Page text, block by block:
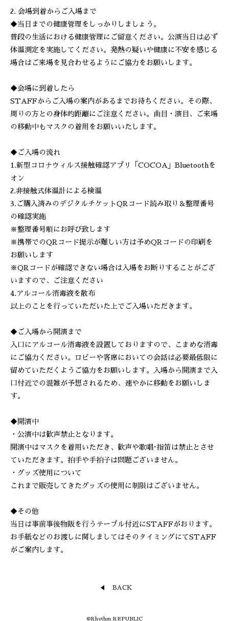
2. 会場到着からご入場まで
◆当日までの健康管理をしっかりしましょう。
普段の生活における健康管理にご留意ください。公演当日は必ず
体温測定を実施してください。発熱の疑いや健康に不安を感じる
場合はご来場を見合わせるようにご協力をお願いします。
◆会場に到着したら
STAFFからご入場の案内があるまでお待ちください。その際、
周りの方との身体的距離にご注意ください。曲目・演目、ご来場
の移動中もマスクの着用をお願いいたします。
◆ご入場の流れ
1.新型コロナウィルス接触確認アプリ「COCOA」Bluetoothを
オン
2.非接触式体温計による検温
3.ご購入済みのデジタルチケットQRコード読み取り＆整理番号
の確認実施
※整理番号順にお呼び致します
※携帯でのQRコード提示が難しい方は予めQRコードの印刷を
お願いします
※QRコードが確認できない場合は入場をお断りすることがござ
いますので、ご注意ください
4.アルコール消毒液を散布
以上のことを行っていただいた上でご入場いただきます。
◆ご入場から開演まで
入口にアルコール消毒液を設置しておりますので、こまめな消毒
にご協力ください。ロビーや客席においての会話は必要最低限に
留めていただくようご協力をお願いします。入場から開演まで入
口付近での混雑が予想されるため、速やかに移動をお願いしま
す。
◆開演中
・公演中は歓声禁止となります。
開演中はマスクを着用いただき、歓声や歌唱･指笛は禁止とさせ
ていただきます。拍手や手拍子は問題ございません。
・グッズ使用について
これまで販売してきたグッズの使用に制限はございません。
◆その他
当日は事前事後物販を行うテーブル付近にSTAFFがおります。
お手紙などのお渡しに関しましてはそのタイミングにてSTAFF
がご案内します。
BACK
©Rhythm REPUBLIC